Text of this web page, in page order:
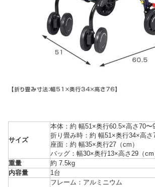
サイズ
本体：約 幅51×奥行60.5×高さ70〜
折り畳み時：約 幅51×奥行34×高さ
座面：約 幅35×奥行27（cm）
バッグ：幅30×奥行13×高さ29（cm
重量
約 7.5kg
内容量
1台
フレーム：アルミニウム